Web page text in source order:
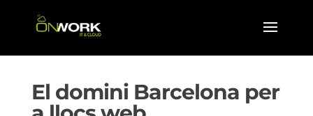
El domini Barcelona per